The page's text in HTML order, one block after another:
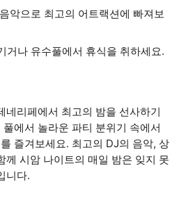
악으로 최고의 어트랙션에 빠져보
거나 유수풀에서 휴식을 취하세요.
네리페에서 최고의 밤을 선사하기
에서 놀라운 파티 분위기 속에서
즐겨보세요. 최고의 DJ의 음악, 상
께 시암 나이트의 매일 밤은 잊지 못
니다.